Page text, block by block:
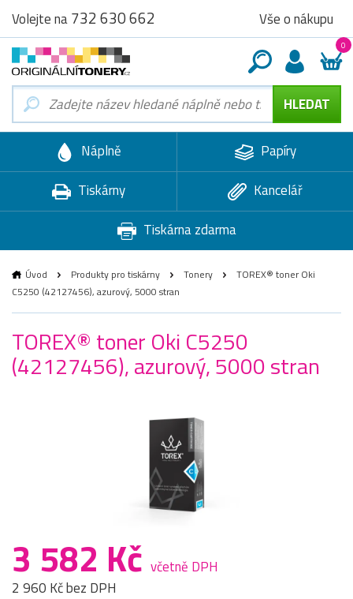
Volejte na732 630 662 Vše o nákupu
0
Náplně
Papíry
Tiskárny
Kancelář
Tiskárna zdarma
Úvod Produkty pro tiskárny Tonery
TOREX® toner Oki
C5250 (42127456), azurový, 5000 stran
TOREX® toner Oki C5250
(42127456), azurový, 5000 stran
3 582 Kč včetně DPH
2 960 Kč bez DPH